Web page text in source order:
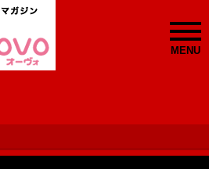
MENU